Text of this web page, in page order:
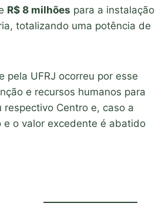
R$ 8 milhões para a instalação
totalizando uma potência de
pela UFRJ ocorreu por esse
e recursos humanos para
Centro e, caso a
e o valor excedente é abatido